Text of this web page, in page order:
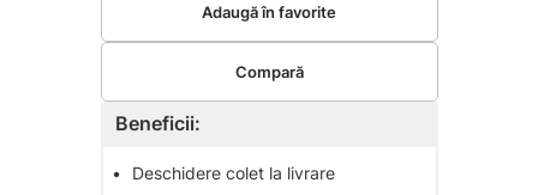
Beneficii:
•
Deschidere colet la livrare
Adaugă în favorite
Compară